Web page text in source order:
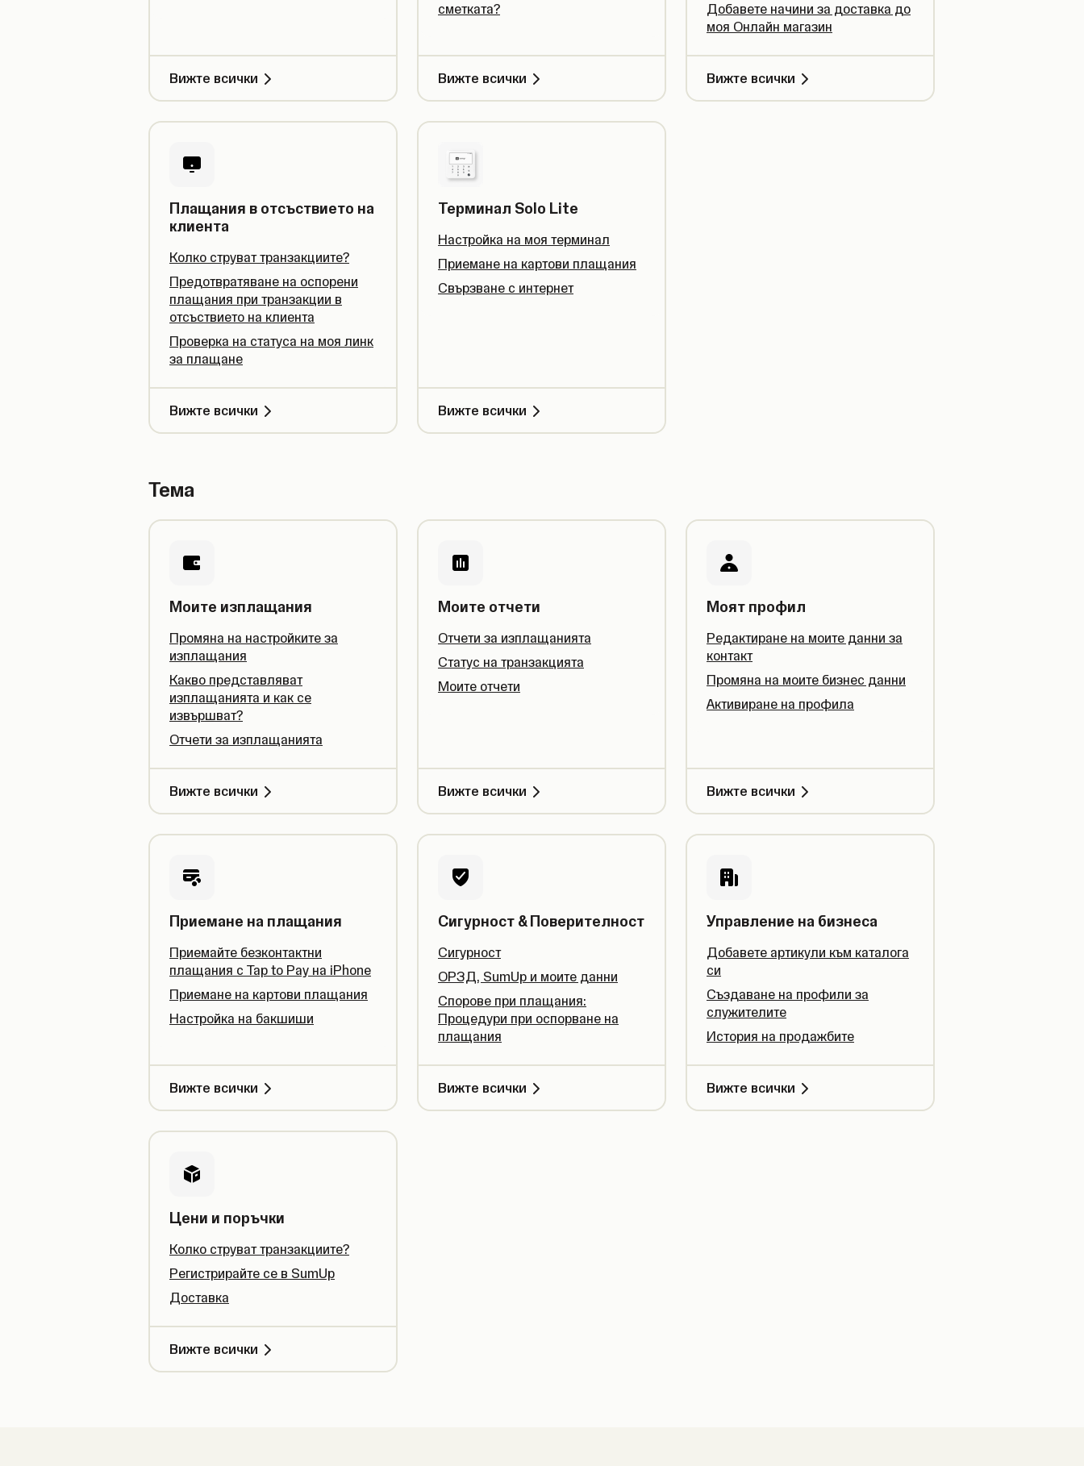
Вижте всички
сметката?
Вижте всички
Добавете начини за доставка до
моя Онлайн магазин
Вижте всички
Плащания в отсъствието на
клиента
Колко струват транзакциите?
Предотвратяване на оспорени
плащания при транзакции в
отсъствието на клиента
Проверка на статуса на моя линк
за плащане
Вижте всички
Терминал Solo Lite
Настройка на моя терминал
Приемане на картови плащания
Свързване с интернет
Вижте всички
Тема
Моите изплащания
Промяна на настройките за
изплащания
Какво представляват
изплащанията и как се
извършват?
Отчети за изплащанията
Вижте всички
Моите отчети
Отчети за изплащанията
Статус на транзакцията
Моите отчети
Вижте всички
Моят профил
Редактиране на моите данни за
контакт
Промяна на моите бизнес данни
Активиране на профила
Вижте всички
Приемане на плащания
Приемайте безконтактни
плащания с Tap to Pay на iPhone
Приемане на картови плащания
Настройка на бакшиши
Вижте всички
Сигурност & Поверителност
Сигурност
ОРЗД, SumUp и моите данни
Спорове при плащания:
Процедури при оспорване на
плащания
Вижте всички
Управление на бизнеса
Добавете артикули към каталога
си
Създаване на профили за
служителите
История на продажбите
Вижте всички
Цени и поръчки
Колко струват транзакциите?
Регистрирайте се в SumUp
Доставка
Вижте всички